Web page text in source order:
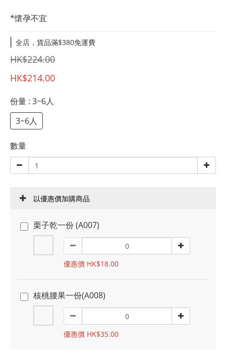
*懷孕不宜
全店，貨品滿$380免運費
HK$224.00
HK$214.00
份量 : 3~6人
3~6人
數量
以優惠價加購商品
栗子乾一份 (A007)
優惠價 HK$18.00
核桃腰果一份(A008)
優惠價 HK$35.00